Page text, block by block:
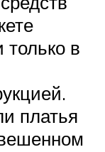
только в
платья